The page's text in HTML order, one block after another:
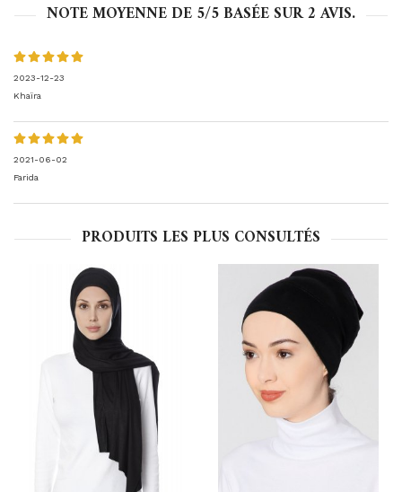
NOTE MOYENNE DE 5/5 BASÉE SUR2AVIS.
2023-12-23
Khaïra
2021-06-02
Farida
PRODUITS LES PLUS CONSULTÉS